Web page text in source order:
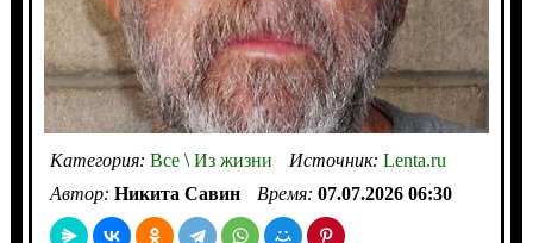
Категория: Все\Из жизни Источник: Lenta.ru
Автор: Никита Савин Время: 07.07.2026 06:30